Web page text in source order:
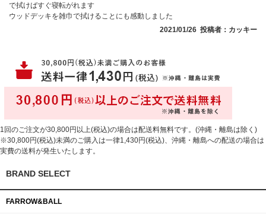
で拭けばすぐ寝転がれます
ウッドデッキを雑巾で拭けることにも感動しました
2021/01/26 投稿者：カッキー
1回のご注文が30,800円以上(税込)の場合は配送料無料です。(沖縄・離島は除く)
※30,800円(税込)未満のご購入は一律1,430円(税込)、沖縄・離島への配送の場合は
実費の送料が発生いたします。
BRAND SELECT
FARROW&BALL